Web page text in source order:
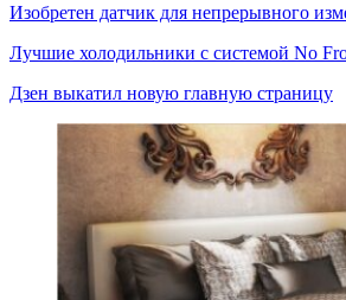
Изобретен датчик для непрерывного
Лучшие холодильники с системой No
Дзен выкатил новую главную страницу